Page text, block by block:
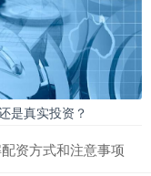
是真实投资？
资方式和注意事项